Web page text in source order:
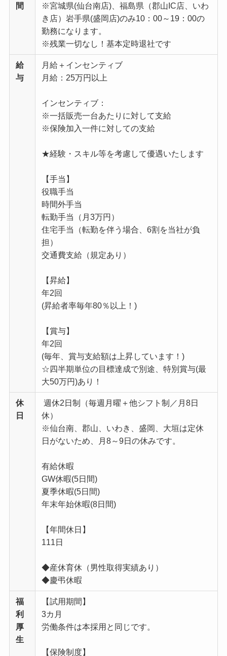
間
※宮城県(仙台南店)、福島県（郡山IC店、いわ
き店）岩手県(盛岡店)のみ10：00～19：00の
勤務になります。
※残業一切なし！基本定時退社です
給
与
月給＋インセンティブ
月給：25万円以上
インセンティブ：
※一括販売一台あたりに対して支給
※保険加入一件に対しての支給
★経験・スキル等を考慮して優遇いたします
【手当】
役職手当
時間外手当
転勤手当（月3万円）
住宅手当（転勤を伴う場合、6割を当社が負
担）
交通費支給（規定あり）
【昇給】
年2回
(昇給者率毎年80％以上！)
【賞与】
年2回
(毎年、賞与支給額は上昇しています！)
☆四半期単位の目標達成で別途、特別賞与(最
大50万円)あり！
休
日
週休2日制（毎週月曜＋他シフト制／月8日
休）
※仙台南、郡山、いわき、盛岡、大垣は定休
日がないため、月8～9日の休みです。
有給休暇
GW休暇(5日間)
夏季休暇(5日間)
年末年始休暇(8日間)
【年間休日】
111日
◆産休育休（男性取得実績あり）
◆慶弔休暇
福
利
厚
生
【試用期間】
3カ月
労働条件は本採用と同じです。
【保険制度】